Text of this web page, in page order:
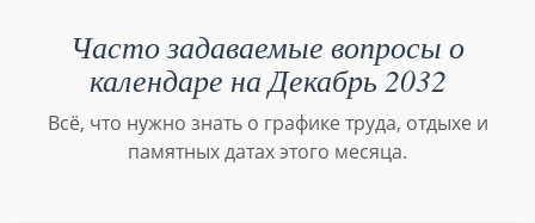
Часто задаваемые вопросы о
календаре на Декабрь 2032
Всё, что нужно знать о графике труда, отдыхе и
памятных датах этого месяца.